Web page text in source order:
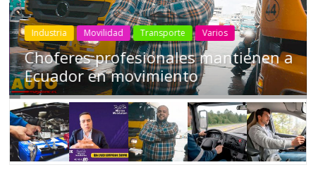
Industria Movilidad Transporte Varios
Choferes profesionales mantienen a
Ecuador en movimiento